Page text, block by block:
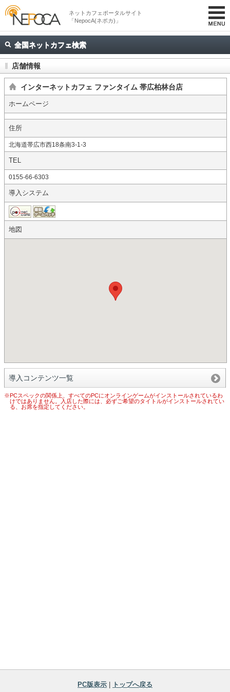
ネットカフェポータルサイト
「NepocA(ネポカ)」
全国ネットカフェ検索
店舗情報
インターネットカフェ ファンタイム 帯広柏林台店
ホームページ
住所
北海道帯広市西18条南3-1-3
TEL
0155-66-6303
導入システム
地図
導入コンテンツ一覧
※PCスペックの関係上、すべてのPCにオンラインゲームがインストールされているわ
けではありません。入店した際には、必ずご希望のタイトルがインストールされてい
る、お席を指定してください。
PC版表示 トップへ戻る